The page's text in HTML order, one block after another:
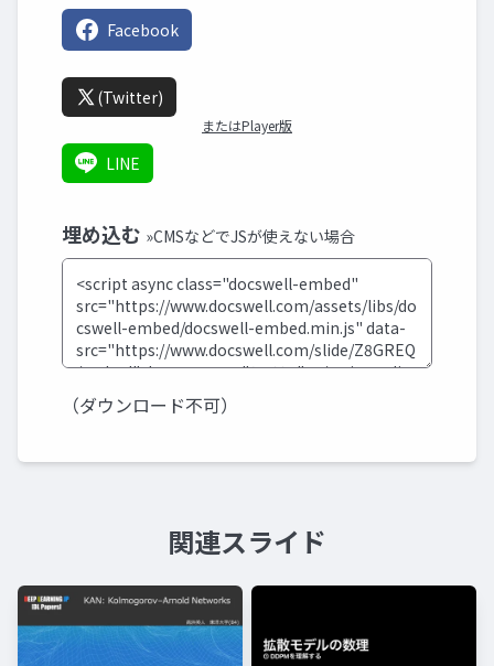
Facebook
(Twitter)
またはPlayer版
LINE
埋め込む »CMSなどでJSが使えない場合
（ダウンロード不可）
関連スライド